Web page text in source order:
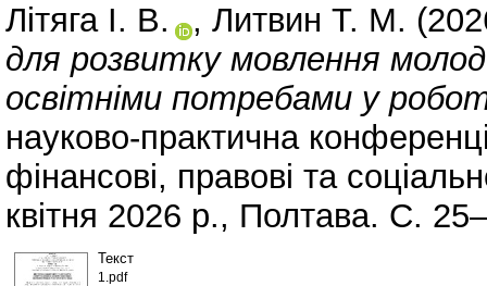
Літяга І. В. , Литвин Т. М.
для розвитку мовлення
освітніми потребами у
науково-практична
фінансові, правові та
квітня 2026 р., Полтава. С.
Текст
1.pdf